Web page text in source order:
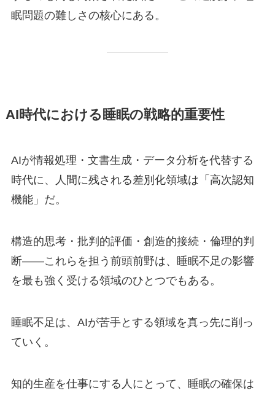
眠問題の難しさの核心にある。
AI時代における睡眠の戦略的重要性
AIが情報処理・文書生成・データ分析を代替する
時代に、人間に残される差別化領域は「高次認知
機能」だ。
構造的思考・批判的評価・創造的接続・倫理的判
断——これらを担う前頭前野は、睡眠不足の影響
を最も強く受ける領域のひとつでもある。
睡眠不足は、AIが苦手とする領域を真っ先に削っ
ていく。
知的生産を仕事にする人にとって、睡眠の確保は